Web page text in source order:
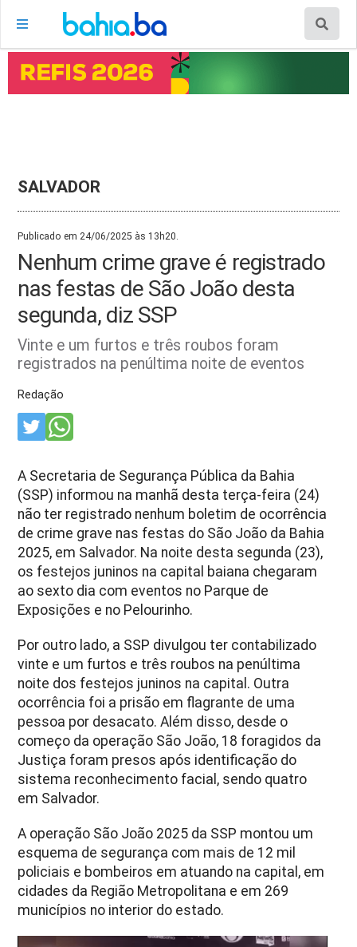
SALVADOR
Publicado em 24/06/2025 às 13h20.
Nenhum crime grave é registrado
nas festas de São João desta
segunda, diz SSP
Vinte e um furtos e três roubos foram
registrados na penúltima noite de eventos
Redação
A Secretaria de Segurança Pública da Bahia
(SSP) informou na manhã desta terça-feira (24)
não ter registrado nenhum boletim de ocorrência
de crime grave nas festas do São João da Bahia
2025, em Salvador. Na noite desta segunda (23),
os festejos juninos na capital baiana chegaram
ao sexto dia com eventos no Parque de
Exposições e no Pelourinho.
Por outro lado, a SSP divulgou ter contabilizado
vinte e um furtos e três roubos na penúltima
noite dos festejos juninos na capital. Outra
ocorrência foi a prisão em flagrante de uma
pessoa por desacato. Além disso, desde o
começo da operação São João, 18 foragidos da
Justiça foram presos após identificação do
sistema reconhecimento facial, sendo quatro
em Salvador.
A operação São João 2025 da SSP montou um
esquema de segurança com mais de 12 mil
policiais e bombeiros em atuando na capital, em
cidades da Região Metropolitana e em 269
municípios no interior do estado.